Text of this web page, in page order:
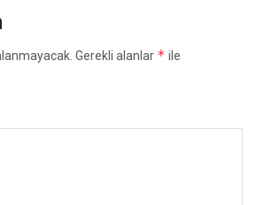
Gerekli alanlar * ile